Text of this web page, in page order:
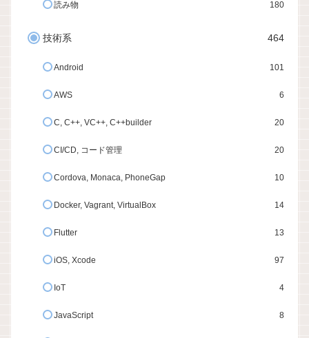
読み物 180
技術系 464
Android 101
AWS 6
C, C++, VC++, C++builder 20
CI/CD, コード管理 20
Cordova, Monaca, PhoneGap 10
Docker, Vagrant, VirtualBox 14
Flutter 13
iOS, Xcode 97
IoT 4
JavaScript 8